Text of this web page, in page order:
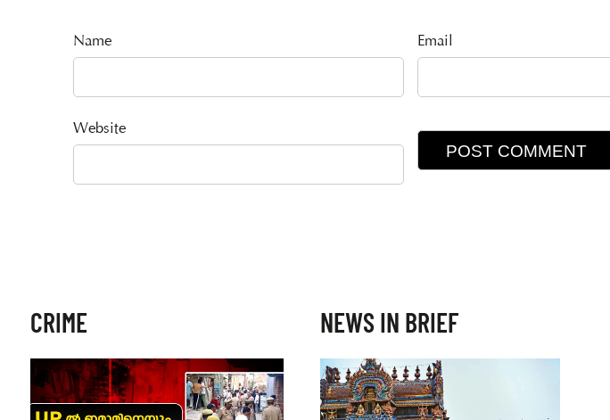
Name Email
Website
CRIME NEWS IN BRIEF